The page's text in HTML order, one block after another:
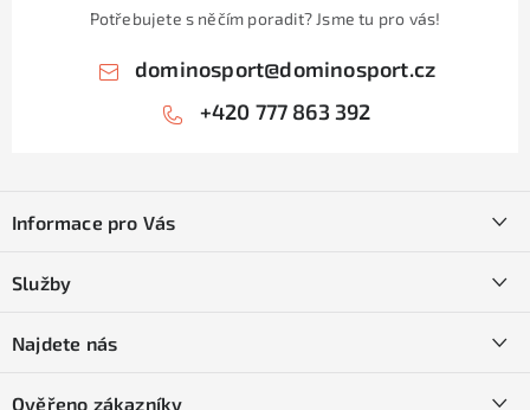
Potřebujete s něčím poradit? Jsme tu pro vás!
dominosport@dominosport.cz
+420 777 863 392
pInformace pro Vás
Obchodní podmínky
Podmínky GDPR
Služby
Najdete nás
Ověřeno zákazníky